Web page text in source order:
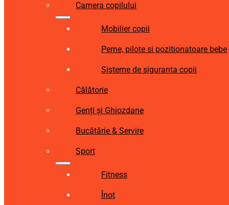
Camera copilului
Mobilier copii
Perne, pilote si pozitionatoare bebe
Sisteme de siguranta copii
Călătorie
Genți și Ghiozdane
Bucătărie & Servire
Sport
Fitness
Înot